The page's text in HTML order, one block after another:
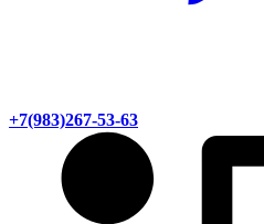
+7(983)267-53-63